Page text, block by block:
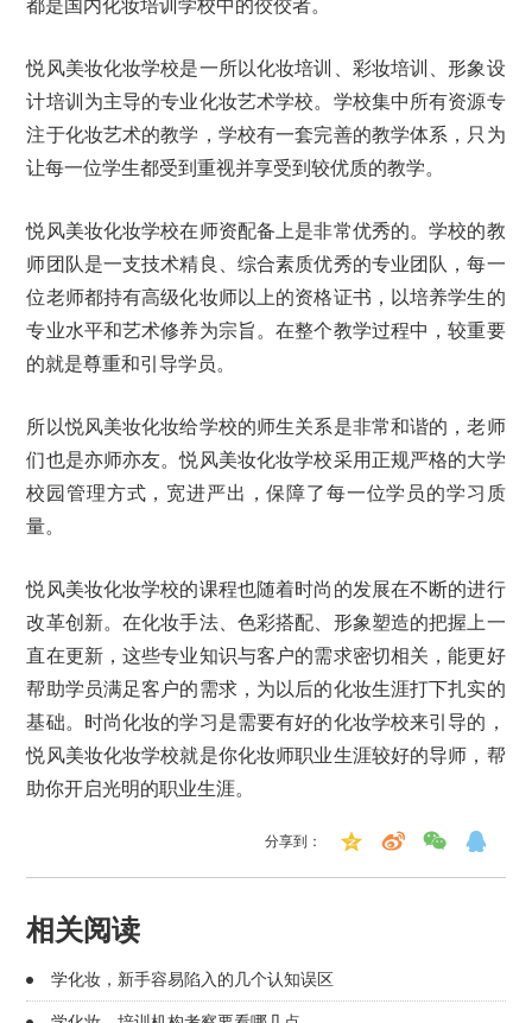
都是国内化妆培训学校中的佼佼者。
悦风美妆化妆学校是一所以化妆培训、彩妆培训、形象设
计培训为主导的专业化妆艺术学校。学校集中所有资源专
注于化妆艺术的教学，学校有一套完善的教学体系，只为
让每一位学生都受到重视并享受到较优质的教学。
悦风美妆化妆学校在师资配备上是非常优秀的。学校的教
师团队是一支技术精良、综合素质优秀的专业团队，每一
位老师都持有高级化妆师以上的资格证书，以培养学生的
专业水平和艺术修养为宗旨。在整个教学过程中，较重要
的就是尊重和引导学员。
所以悦风美妆化妆给学校的师生关系是非常和谐的，老师
们也是亦师亦友。悦风美妆化妆学校采用正规严格的大学
校园管理方式，宽进严出，保障了每一位学员的学习质
量。
悦风美妆化妆学校的课程也随着时尚的发展在不断的进行
改革创新。在化妆手法、色彩搭配、形象塑造的把握上一
直在更新，这些专业知识与客户的需求密切相关，能更好
帮助学员满足客户的需求，为以后的化妆生涯打下扎实的
基础。时尚化妆的学习是需要有好的化妆学校来引导的，
悦风美妆化妆学校就是你化妆师职业生涯较好的导师，帮
助你开启光明的职业生涯。
分享到：
相关阅读
学化妆，新手容易陷入的几个认知误区